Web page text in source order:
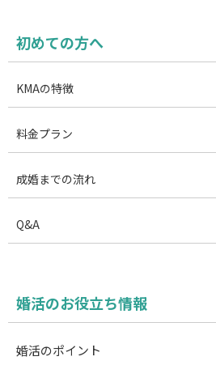
初めての方へ
KMAの特徴
料金プラン
成婚までの流れ
Q&A
婚活のお役立ち情報
婚活のポイント